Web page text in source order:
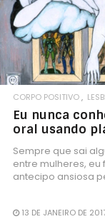
CORPO POSITIVO
Eu nunca
oral usando
Sempre que sai
entre mulheres, eu
antecipo ansiosa
13 DE JANEIRO DE